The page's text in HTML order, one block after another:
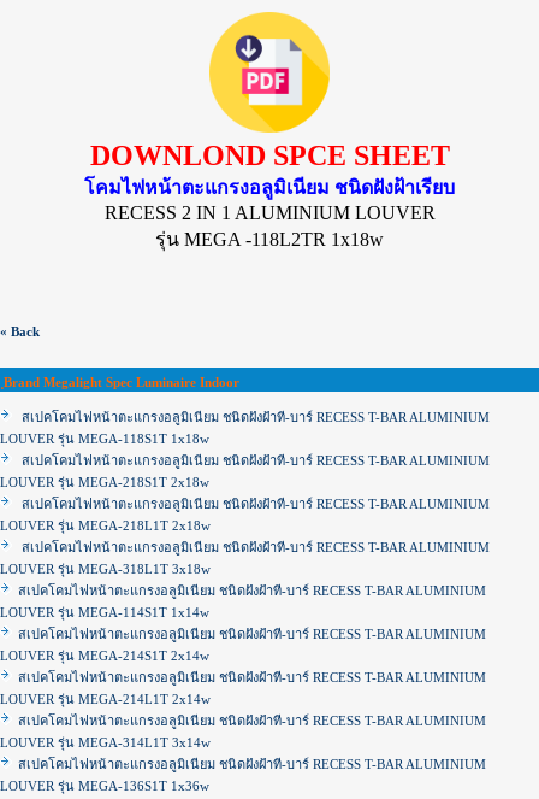
DOWNLOND SPCE SHEET
โคมไฟหน้าตะแกรงอลูมิเนียม ชนิดฝังฝ้าเรียบ
RECESS 2 IN 1 ALUMINIUM LOUVER
รุ่น MEGA -118L2TR 1x18w
« Back
ฺBrand Megalight Spec Luminaire Indoor
สเปคโคมไฟหน้าตะแกรงอลูมิเนียม ชนิดฝังฝ้าที-บาร์ RECESS T-BAR ALUMINIUM
LOUVER รุ่น MEGA-118S1T 1x18w
สเปคโคมไฟหน้าตะแกรงอลูมิเนียม ชนิดฝังฝ้าที-บาร์ RECESS T-BAR ALUMINIUM
LOUVER รุ่น MEGA-218S1T 2x18w
สเปคโคมไฟหน้าตะแกรงอลูมิเนียม ชนิดฝังฝ้าที-บาร์ RECESS T-BAR ALUMINIUM
LOUVER รุ่น MEGA-218L1T 2x18w
สเปคโคมไฟหน้าตะแกรงอลูมิเนียม ชนิดฝังฝ้าที-บาร์ RECESS T-BAR ALUMINIUM
LOUVER รุ่น MEGA-318L1T 3x18w
สเปคโคมไฟหน้าตะแกรงอลูมิเนียม ชนิดฝังฝ้าที-บาร์ RECESS T-BAR ALUMINIUM
LOUVER รุ่น MEGA-114S1T 1x14w
สเปคโคมไฟหน้าตะแกรงอลูมิเนียม ชนิดฝังฝ้าที-บาร์ RECESS T-BAR ALUMINIUM
LOUVER รุ่น MEGA-214S1T 2x14w
สเปคโคมไฟหน้าตะแกรงอลูมิเนียม ชนิดฝังฝ้าที-บาร์ RECESS T-BAR ALUMINIUM
LOUVER รุ่น MEGA-214L1T 2x14w
สเปคโคมไฟหน้าตะแกรงอลูมิเนียม ชนิดฝังฝ้าที-บาร์ RECESS T-BAR ALUMINIUM
LOUVER รุ่น MEGA-314L1T 3x14w
สเปคโคมไฟหน้าตะแกรงอลูมิเนียม ชนิดฝังฝ้าที-บาร์ RECESS T-BAR ALUMINIUM
LOUVER รุ่น MEGA-136S1T 1x36w